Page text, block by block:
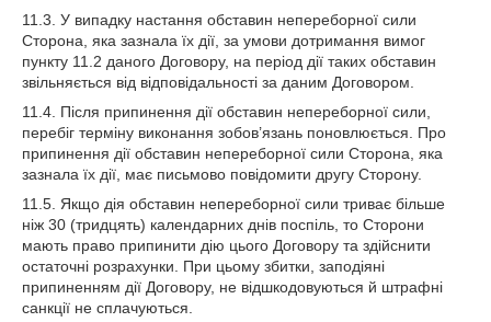
11.3. У випадку настання обставин непереборної сили
Сторона, яка зазнала їх дії, за умови дотримання вимог
пункту 11.2 даного Договору, на період дії таких обставин
звільняється від відповідальності за даним Договором.
11.4. Після припинення дії обставин непереборної сили,
перебіг терміну виконання зобов’язань поновлюється. Про
припинення дії обставин непереборної сили Сторона, яка
зазнала їх дії, має письмово повідомити другу Сторону.
11.5. Якщо дія обставин непереборної сили триває більше
ніж 30 (тридцять) календарних днів поспіль, то Сторони
мають право припинити дію цього Договору та здійснити
остаточні розрахунки. При цьому збитки, заподіяні
припиненням дії Договору, не відшкодовуються й штрафні
санкції не сплачуються.